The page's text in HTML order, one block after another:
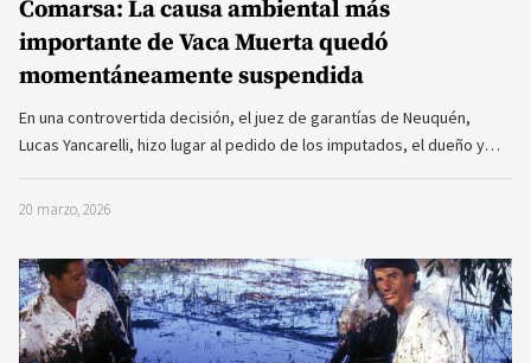
Comarsa: La causa ambiental más
importante de Vaca Muerta quedó
momentáneamente suspendida
En una controvertida decisión, el juez de garantías de Neuquén,
Lucas Yancarelli, hizo lugar al pedido de los imputados, el dueño y…
20 marzo, 2026